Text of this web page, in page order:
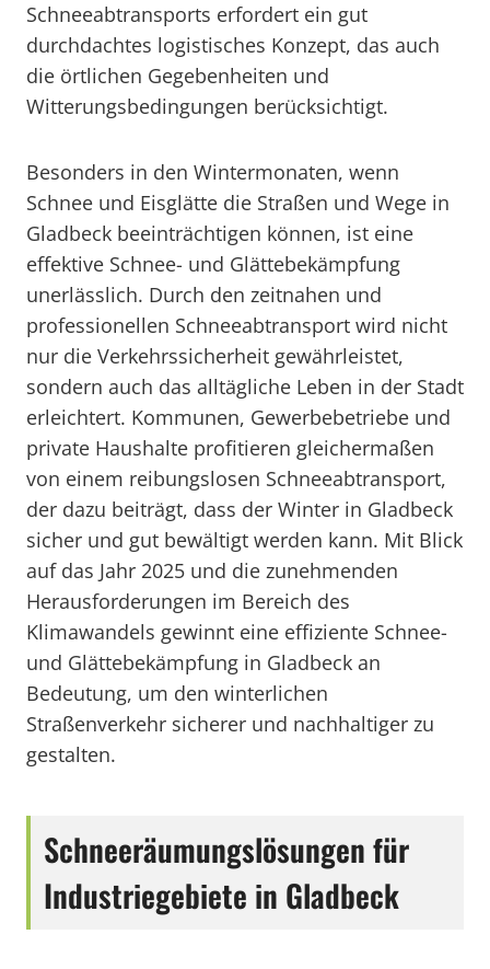
Schneeabtransports erfordert ein gut
durchdachtes logistisches Konzept, das auch
die örtlichen Gegebenheiten und
Witterungsbedingungen berücksichtigt.
Besonders in den Wintermonaten, wenn
Schnee und Eisglätte die Straßen und Wege in
Gladbeck beeinträchtigen können, ist eine
effektive Schnee- und Glättebekämpfung
unerlässlich. Durch den zeitnahen und
professionellen Schneeabtransport wird nicht
nur die Verkehrssicherheit gewährleistet,
sondern auch das alltägliche Leben in der Stadt
erleichtert. Kommunen, Gewerbebetriebe und
private Haushalte profitieren gleichermaßen
von einem reibungslosen Schneeabtransport,
der dazu beiträgt, dass der Winter in Gladbeck
sicher und gut bewältigt werden kann. Mit Blick
auf das Jahr 2025 und die zunehmenden
Herausforderungen im Bereich des
Klimawandels gewinnt eine effiziente Schnee-
und Glättebekämpfung in Gladbeck an
Bedeutung, um den winterlichen
Straßenverkehr sicherer und nachhaltiger zu
gestalten.
Schneeräumungslösungen für
Industriegebiete in Gladbeck